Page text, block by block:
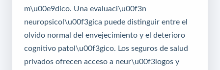
m\u00e9dico. Una evaluaci\u00f3n
neuropsicol\u00f3gica puede distinguir entre el
olvido normal del envejecimiento y el deterioro
cognitivo patol\u00f3gico. Los seguros de salud
privados ofrecen acceso a neur\u00f3logos y